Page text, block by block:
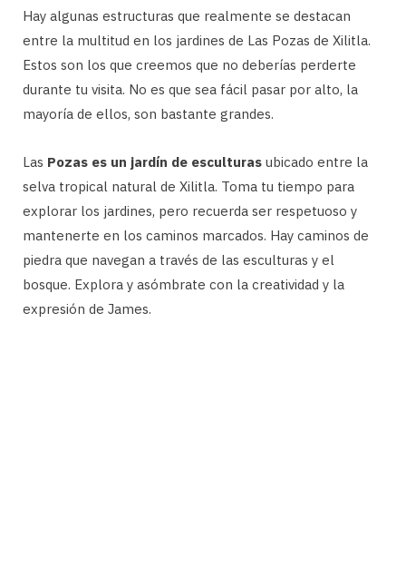
Hay algunas estructuras que realmente se destacan
entre la multitud en los jardines de Las Pozas de Xilitla.
Estos son los que creemos que no deberías perderte
durante tu visita. No es que sea fácil pasar por alto, la
mayoría de ellos, son bastante grandes.
Las Pozas es un jardín de esculturas ubicado entre la
selva tropical natural de Xilitla. Toma tu tiempo para
explorar los jardines, pero recuerda ser respetuoso y
mantenerte en los caminos marcados. Hay caminos de
piedra que navegan a través de las esculturas y el
bosque. Explora y asómbrate con la creatividad y la
expresión de James.